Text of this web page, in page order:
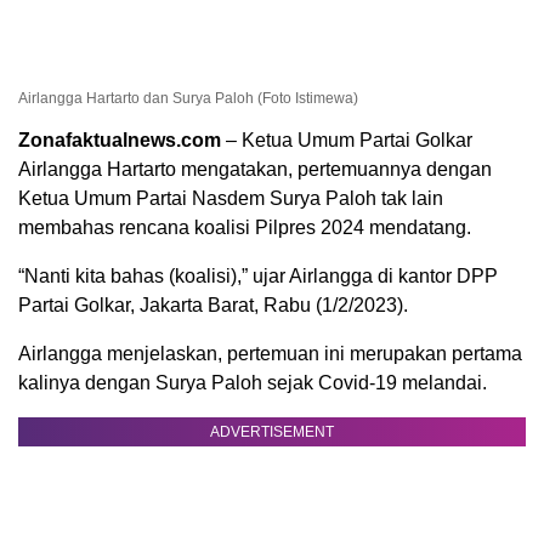
Airlangga Hartarto dan Surya Paloh (Foto Istimewa)
Zonafaktualnews.com – Ketua Umum Partai Golkar
Airlangga Hartarto mengatakan, pertemuannya dengan
Ketua Umum Partai Nasdem Surya Paloh tak lain
membahas rencana koalisi Pilpres 2024 mendatang.
“Nanti kita bahas (koalisi),” ujar Airlangga di kantor DPP
Partai Golkar, Jakarta Barat, Rabu (1/2/2023).
Airlangga menjelaskan, pertemuan ini merupakan pertama
kalinya dengan Surya Paloh sejak Covid-19 melandai.
ADVERTISEMENT